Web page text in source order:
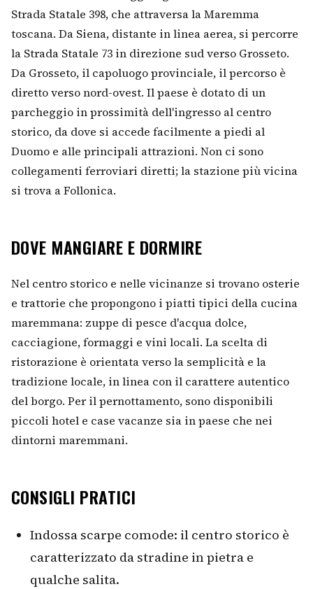
Strada Statale 398, che attraversa la Maremma
toscana. Da Siena, distante in linea aerea, si percorre
la Strada Statale 73 in direzione sud verso Grosseto.
Da Grosseto, il capoluogo provinciale, il percorso è
diretto verso nord-ovest. Il paese è dotato di un
parcheggio in prossimità dell'ingresso al centro
storico, da dove si accede facilmente a piedi al
Duomo e alle principali attrazioni. Non ci sono
collegamenti ferroviari diretti; la stazione più vicina
si trova a Follonica.
DOVE MANGIARE E DORMIRE
Nel centro storico e nelle vicinanze si trovano osterie
e trattorie che propongono i piatti tipici della cucina
maremmana: zuppe di pesce d'acqua dolce,
cacciagione, formaggi e vini locali. La scelta di
ristorazione è orientata verso la semplicità e la
tradizione locale, in linea con il carattere autentico
del borgo. Per il pernottamento, sono disponibili
piccoli hotel e case vacanze sia in paese che nei
dintorni maremmani.
CONSIGLI PRATICI
Indossa scarpe comode: il centro storico è
caratterizzato da stradine in pietra e
qualche salita.